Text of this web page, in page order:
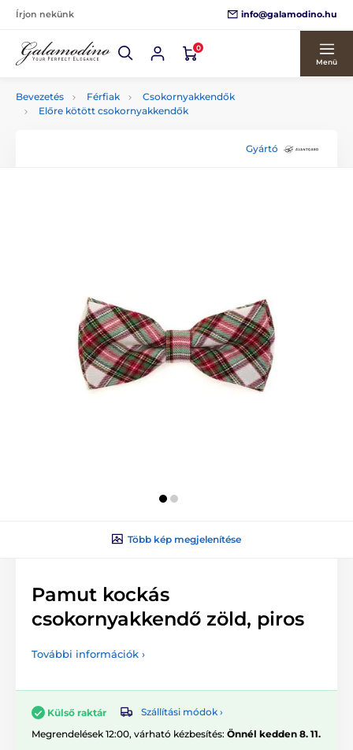
Írjon nekünk info@galamodino.hu
0
Menü
Bevezetés Férfiak
Csokornyakkendők
Előre kötött csokornyakkendők
Gyártó
Több kép megjelenítése
Pamut kockás
csokornyakkendő zöld, piros
További információk ›
Külső raktár
Szállítási módok ›
Megrendelések 12:00, várható kézbesítés: Önnél kedden 8. 11.